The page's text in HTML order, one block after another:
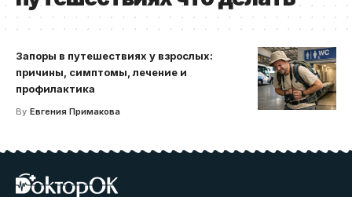
Запоры в путешествиях у взрослых:
причины, симптомы, лечение и
профилактика
By Евгения Примакова